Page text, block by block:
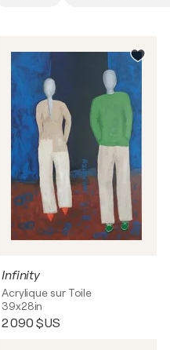
Infinity
Acrylique sur Toile
39x28in
2 090 $US